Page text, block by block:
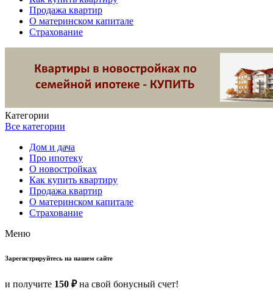
Продажа квартир
О материнском капитале
Страхование
Категории
Все категории
Дом и дача
Про ипотеку
О новостройках
Как купить квартиру
Продажа квартир
О материнском капитале
Страхование
Меню
Зарегистрируйтесь на нашем сайте
и получите 150 ₽на свой бонусный счет!